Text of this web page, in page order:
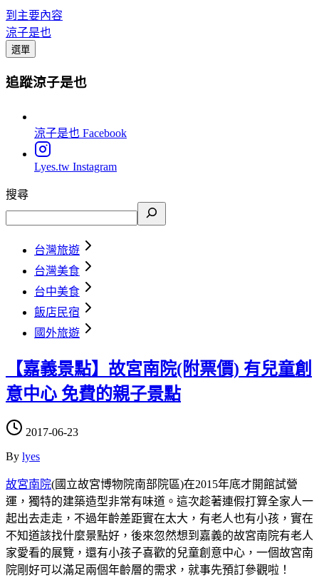
到主要內容
涼子是也
選單
追蹤涼子是也
涼子是也 Facebook
Lyes.tw Instagram
搜尋
台灣旅遊
台灣美食
台中美食
飯店民宿
國外旅遊
【嘉義景點】故宮南院(附票價) 有兒童創
意中心 免費的親子景點
2017-06-23
By lyes
故宮南院(國立故宮博物院南部院區)在2015年底才開館試營
運，獨特的建築造型非常有味道。這次趁著連假打算全家人一
起出去走走，不過年齡差距實在太大，有老人也有小孩，實在
不知道該找什麼景點好，後來忽然想到嘉義的故宮南院有老人
家愛看的展覽，還有小孩子喜歡的兒童創意中心，一個故宮南
院剛好可以滿足兩個年齡層的需求，就事先預訂參觀啦！